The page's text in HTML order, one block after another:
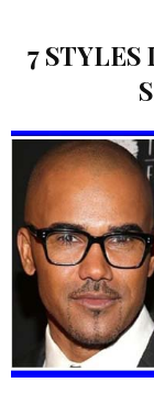
7 STYLES